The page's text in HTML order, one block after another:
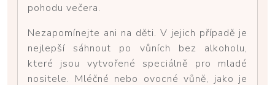
pohodu večera.
Nezapomínejte ani na děti. V jejich případě je
nejlepší sáhnout po vůních bez alkoholu,
které jsou vytvořené speciálně pro mladé
nositele. Mléčné nebo ovocné vůně, jako je